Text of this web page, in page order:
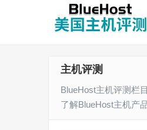
主机评测
BlueHost主机评测栏
了解BlueHost主机产品